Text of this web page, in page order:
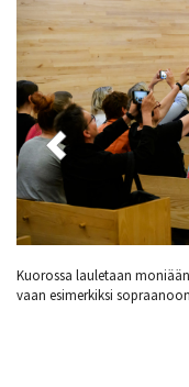
Konsertin
hittisäveliä.